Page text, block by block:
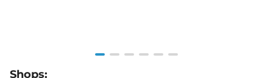
Shops: